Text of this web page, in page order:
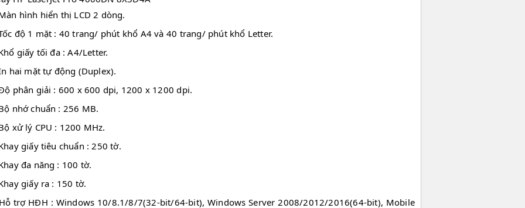
hình hiển thị LCD 2 dòng.
độ 1 mặt : 40 trang/ phút khổ A4 và 40 trang/ phút khổ Letter.
giấy tối đa : A4/Letter.
hai mặt tự động (Duplex).
phân giải : 600 x 600 dpi, 1200 x 1200 dpi.
nhớ chuẩn : 256 MB.
xử lý CPU : 1200 MHz.
giấy tiêu chuẩn : 250 tờ.
đa năng : 100 tờ.
giấy ra : 150 tờ.
trợ HĐH : Windows 10/8.1/8/7(32-bit/64-bit), Windows Server 2008/2012/2016(64-bit), Mobile